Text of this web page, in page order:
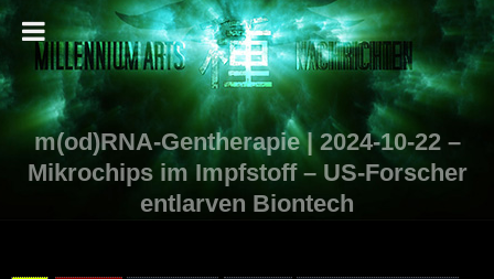
m(od)RNA-Gentherapie | 2024-10-22 –
Mikrochips im Impfstoff – US-Forscher
entlarven Biontech